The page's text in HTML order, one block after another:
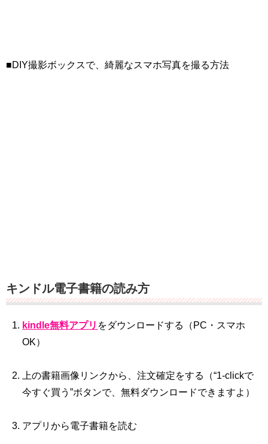
■DIY撮影ボックスで、綺麗なスマホ写真を撮る方法
キンドル電子書籍の読み方
kindle無料アプリ をダウンロードする（PC・スマホ
OK）
上の書籍画像リンクから、注文確定をする（“1‐clickで
今すぐ買う”ボタンで、無料ダウンロードできますよ）
アプリから電子書籍を読む